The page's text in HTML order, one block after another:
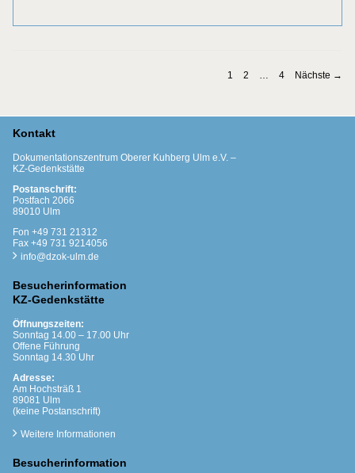
Beiträge
PAGE
1 PAGE
2 … PAGE
4 Nächste →
Kontakt
Dokumentationszentrum Oberer Kuhberg Ulm e.V. –
KZ-Gedenkstätte
Postanschrift:
Postfach 2066
89010 Ulm
Fon +49 731 21312
Fax +49 731 9214056
info@dzok-ulm.de
Besucherinformation
KZ-Gedenkstätte
Öffnungszeiten:
Sonntag 14.00 – 17.00 Uhr
Offene Führung
Sonntag 14.30 Uhr
Adresse:
Am Hochsträß 1
89081 Ulm
(keine Postanschrift)
Weitere Informationen
Besucherinformation